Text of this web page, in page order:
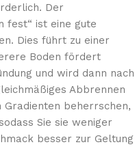
Der
fest“ ist eine gute
Dies führt zu einer
Boden fördert
und wird dann nach
Abbrennen
Gradienten beherrschen,
Sie sie weniger
besser zur Geltung